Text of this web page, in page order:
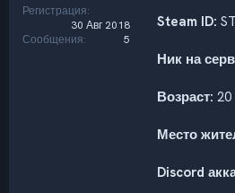
Регистрация
30 Авг 2018
Сообщения
5
Steam ID:
Ник на
Возраст: 20
Место
Discord